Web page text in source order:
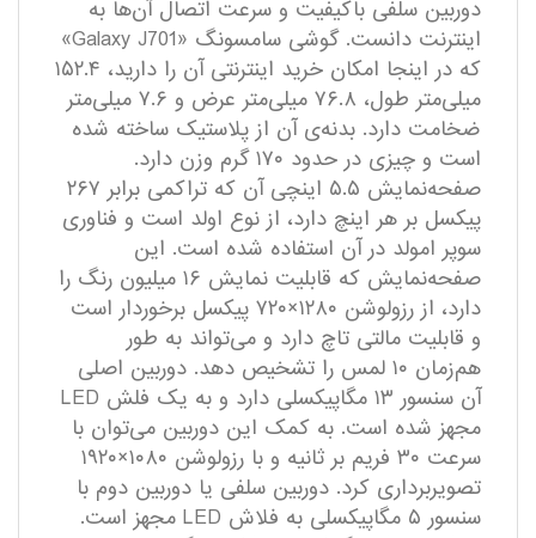
دوربین سلفی باکیفیت و سرعت اتصال آن‌ها به
اینترنت دانست. گوشی سامسونگ «Galaxy J701»
که در اینجا امکان خرید اینترنتی آن را دارید، ۱۵۲.۴
میلی‌متر طول، ۷۶.۸ میلی‌متر عرض و ۷.۶ میلی‌متر
ضخامت دارد. بدنه‌ی آن از پلاستیک ساخته شده
است و چیزی در حدود ۱۷۰ گرم وزن دارد.
صفحه‌نمایش ۵.۵ اینچی آن که تراکمی برابر ۲۶۷
پیکسل بر هر اینچ دارد، از نوع اولد است و فناوری
سوپر امولد در آن استفاده شده است. این
صفحه‌نمایش که قابلیت نمایش ۱۶ میلیون رنگ را
دارد، از رزولوشن ۱۲۸۰×۷۲۰ پیکسل برخوردار است
و قابلیت مالتی تاچ دارد و می‌تواند به‌ طور
هم‌زمان ۱۰ لمس را تشخیص دهد. دوربین اصلی
آن سنسور ۱۳ مگاپیکسلی دارد و به یک فلش LED
مجهز شده است. به کمک این دوربین می‌توان با
سرعت ۳۰ فریم بر ثانیه و با رزولوشن ۱۰۸۰×۱۹۲۰
تصویربرداری کرد. دوربین سلفی یا دوربین دوم با
سنسور ۵ مگاپیکسلی به فلاش LED مجهز است.